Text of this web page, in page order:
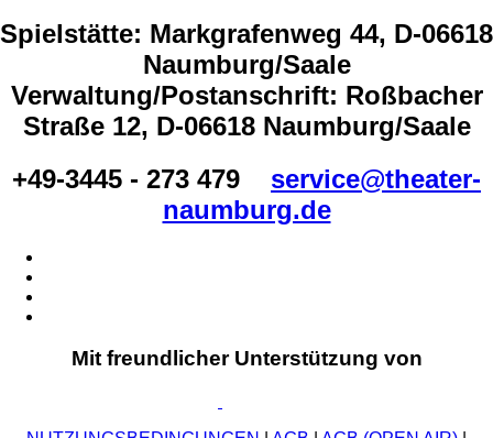
Spielstätte: Markgrafenweg 44, D-06618
Naumburg/Saale
Verwaltung/Postanschrift: Roßbacher
Straße 12, D-06618 Naumburg/Saale
+49-3445 - 273 479
service@theater-
naumburg.de
Mit freundlicher Unterstützung von